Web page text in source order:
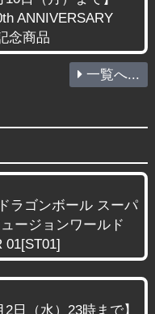
ANNIVERSARY
念商品
一覧へ...
ラゴンボール スーパ
ージョンワールド
01[ST01]
2日（水）23時まで】